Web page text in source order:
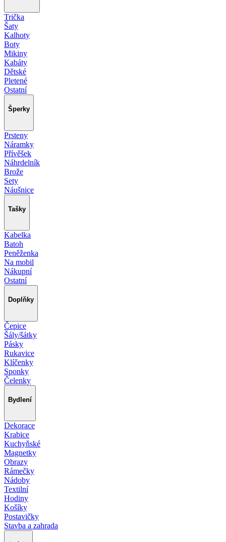
Trička
Šaty
Kalhoty
Boty
Mikiny
Kabáty
Dětské
Pletené
Ostatní
Šperky
Prsteny
Náramky
Přívěšek
Náhrdelník
Brože
Sety
Náušnice
Tašky
Kabelka
Batoh
Peněženka
Na mobil
Nákupní
Ostatní
Doplňky
Čepice
Šály/šátky
Pásky
Rukavice
Klíčenky
Sponky
Čelenky
Bydlení
Dekorace
Krabice
Kuchyňské
Magnetky
Obrazy
Rámečky
Nádoby
Textilní
Hodiny
Košíky
Postavičky
Stavba a zahrada